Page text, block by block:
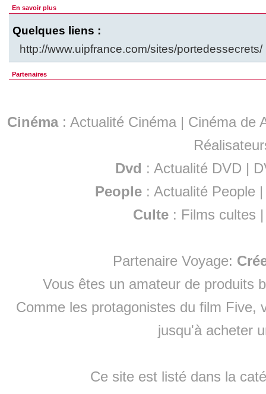
En savoir plus
Quelques liens :
http://www.uipfrance.com/sites/portedessecrets/
Partenaires
Cinéma: Actualité Cinéma | Cinéma de
Dvd : Actualité DVD |
People :Actualité People
Culte : Films cultes
Partenaire Voyage:
Vous êtes un amateur de produits
Comme les protagonistes du film Five,
jusqu'à acheter
Ce site est listé dans la